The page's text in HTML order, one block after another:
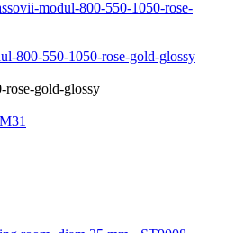
800-550-1050-rose-gold-glossy
rose-gold-glossy